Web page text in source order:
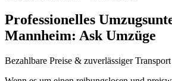
Professionelles
Mannheim: Ask Umzüge
Bezahlbare Preise & zuverlässiger Transport